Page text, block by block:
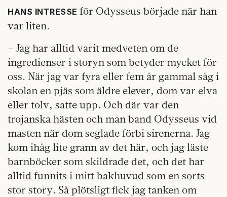
HANS INTRESSE för Odysseus började när han
var liten.
– Jag har alltid varit medveten om de
ingredienser i storyn som betyder mycket för
oss. När jag var fyra eller fem år gammal såg i
skolan en pjäs som äldre elever, dom var elva
eller tolv, satte upp. Och där var den
trojanska hästen och man band Odysseus vid
masten när dom seglade förbi sirenerna. Jag
kom ihåg lite grann av det här, och jag läste
barnböcker som skildrade det, och det har
alltid funnits i mitt bakhuvud som en sorts
stor story. Så plötsligt fick jag tanken om